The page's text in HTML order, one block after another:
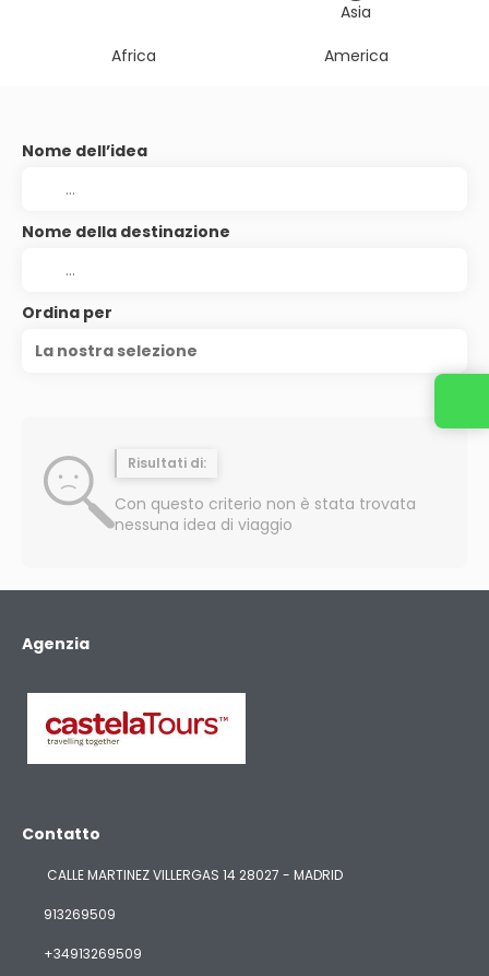
Asia
Africa
America
Nome dell’idea
Nome della destinazione
Ordina per
La nostra selezione
Risultati di:
Con questo criterio non è stata trovata
nessuna idea di viaggio
Agenzia
Contatto
CALLE MARTINEZ VILLERGAS 14 28027 - MADRID
913269509
+34913269509